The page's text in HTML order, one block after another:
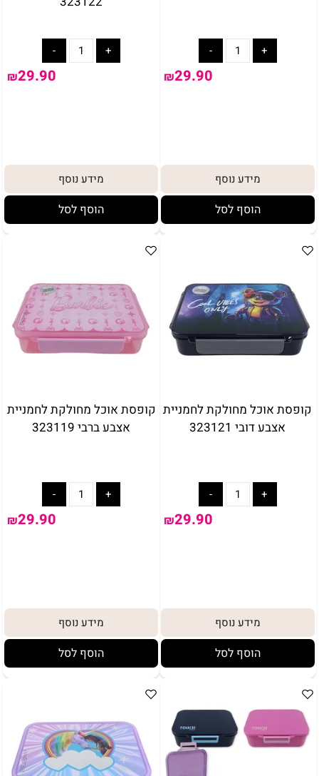
₪29.90
מידע נוסף
הוסף לסל
₪29.90
מידע נוסף
הוסף לסל
קופסת אוכל מחולקת לחמניית
אצבע דובי 323121
₪29.90
מידע נוסף
הוסף לסל
קופסת אוכל מחולקת לחמניית
אצבע ברבי 323119
₪29.90
מידע נוסף
הוסף לסל